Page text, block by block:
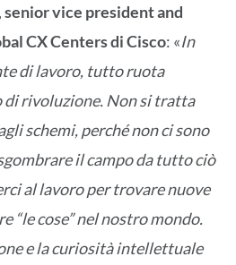
,senior vice president and
CX Centers di Cisco: «In
di lavoro, tutto ruota
di rivoluzione. Non si tratta
schemi, perché non ci sono
il campo da tutto ciò
al lavoro per trovare nuove
“le cose” nel nostro mondo.
e la curiosità intellettuale